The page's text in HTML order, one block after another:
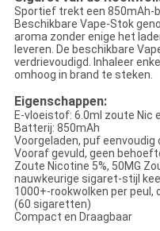
Sportief trekt een
Beschikbare Vape-Stok
aroma zonder enige het
leveren. De beschikbare
verdrievoudigd. Inhaleer
omhoog in brand te steken.
Eigenschappen:
E-vloeistof: 6.0ml zoute Nic
Batterij: 850mAh
Voorgeladen, puf
Vooraf gevuld, geen
Zoute Nicotine 5%, 50MG
nauwkeurige sigaret-stijl
1000+-rookwolken per peul,
(60 sigaretten)
Compact en Draagbaar